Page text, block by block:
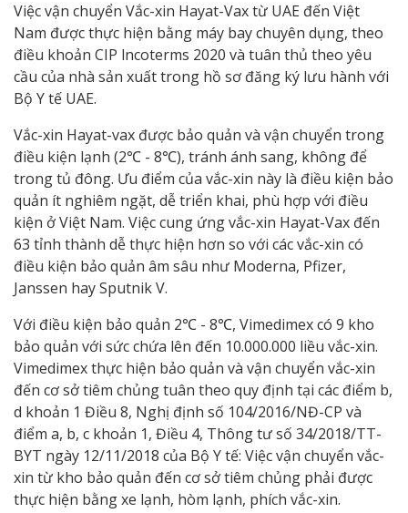
Việc vận chuyển Vắc-xin Hayat-Vax từ UAE đến Việt
Nam được thực hiện bằng máy bay chuyên dụng, theo
điều khoản CIP lncoterms 2020 và tuân thủ theo yêu
cầu của nhà sản xuất trong hồ sơ đăng ký lưu hành với
Bộ Y tế UAE.
Vắc-xin Hayat-vax được bảo quản và vận chuyển trong
điều kiện lạnh (2℃ - 8℃), tránh ánh sang, không để
trong tủ đông. Ưu điểm của vắc-xin này là điều kiện bảo
quản ít nghiêm ngặt, dễ triển khai, phù hợp với điều
kiện ở Việt Nam. Việc cung ứng vắc-xin Hayat-Vax đến
63 tỉnh thành dễ thực hiện hơn so với các vắc-xin có
điều kiện bảo quản âm sâu như Moderna, Pfizer,
Janssen hay Sputnik V.
Với điều kiện bảo quản 2℃ - 8℃, Vimedimex có 9 kho
bảo quản với sức chứa lên đến 10.000.000 liều vắc-xin.
Vimedimex thực hiện bảo quản và vận chuyển vắc-xin
đến cơ sở tiêm chủng tuân theo quy định tại các điểm b,
d khoản 1 Điều 8, Nghị định số 104/2016/NĐ-CP và
điểm a, b, c khoản 1, Điều 4, Thông tư số 34/2018/TT-
BYT ngày 12/11/2018 của Bộ Y tế: Việc vận chuyển vắc-
xin từ kho bảo quản đến cơ sở tiêm chủng phải được
thực hiện bằng xe lạnh, hòm lạnh, phích vắc-xin.